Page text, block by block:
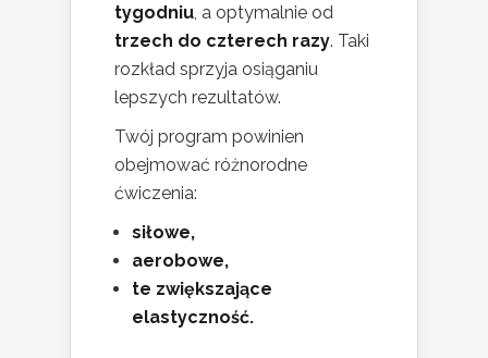
tygodniu , a optymalnie od
trzech do czterech razy. Taki
rozkład sprzyja osiąganiu
lepszych rezultatów.
Twój program powinien
obejmować różnorodne
ćwiczenia:
siłowe,
aerobowe,
te zwiększające
elastyczność.